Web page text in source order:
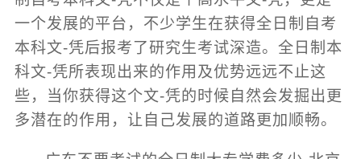
一个发展的平台，不少学生在获得全日制自考
本科文-凭后报考了研究生考试深造。全日制本
科文-凭所表现出来的作用及优势远远不止这
些，当你获得这个文-凭的时候自然会发掘出更
多潜在的作用，让自己发展的道路更加顺畅。